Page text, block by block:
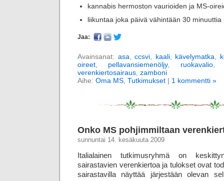
kannabis hermoston vaurioiden ja MS-
liikuntaa joka päivä vähintään 30 minuuttia
Jaa:
Avainsanat: asa ccsvi kaali, kävelymatka
oireet
pellavansiemenöljy, ruokavalio
verenkiertosairaus zamboni
Aihe: Oma MS Tutkimukset | 1 kommentti »
Onko MS pohjimmiltaan
sunnuntai 14. kesäkuuta 2009
Italialainen tutkimusryhmä on
sairastavien verenkiertoa ja tulokset ovat
sairastavilla näyttää järjestään olevan